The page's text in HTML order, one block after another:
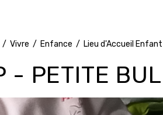
/ Vivre / Enfance / Lieu d'Accueil
- PETITE